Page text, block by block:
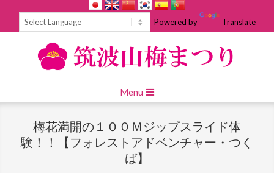
Powered by Translate
Navigation
Menu
梅花満開の１００Ｍジップスライド体
験！！【フォレストアドベンチャー・つく
ば】